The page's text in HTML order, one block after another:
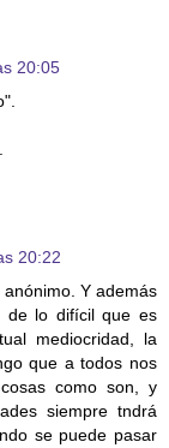
20:05
20:22
Y además
de lo difícil que es
mediocridad, la
que a todos nos
como son, y
siempre tndrá
se puede pasar